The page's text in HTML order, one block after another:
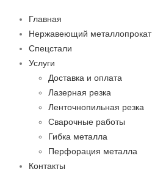
Главная
Нержавеющий металлопрокат
Спецстали
Услуги
Доставка и оплата
Лазерная резка
Ленточнопильная резка
Сварочные работы
Гибка металла
Перфорация металла
Контакты